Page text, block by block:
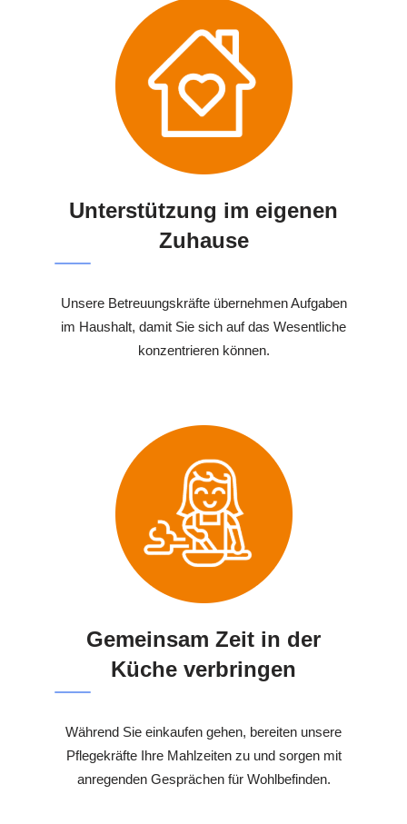
Unterstützung im eigenen
Zuhause
Unsere Betreuungskräfte übernehmen Aufgaben
im Haushalt, damit Sie sich auf das Wesentliche
konzentrieren können.
Gemeinsam Zeit in der
Küche verbringen
Während Sie einkaufen gehen, bereiten unsere
Pflegekräfte Ihre Mahlzeiten zu und sorgen mit
anregenden Gesprächen für Wohlbefinden.